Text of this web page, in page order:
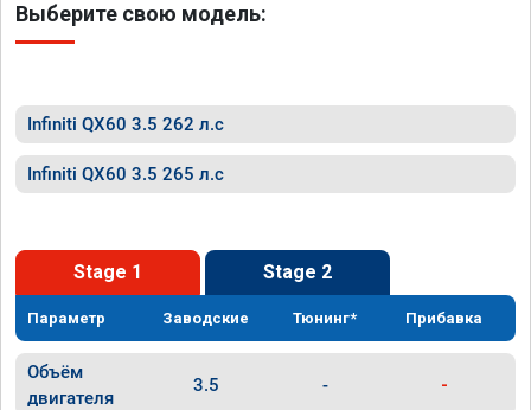
Выберите свою модель:
Infiniti QX60 3.5 262 л.с
Infiniti QX60 3.5 265 л.с
Stage 1 Stage 2
Параметр Заводские Тюнинг* Прибавка
Объём
двигателя
3.5 - -